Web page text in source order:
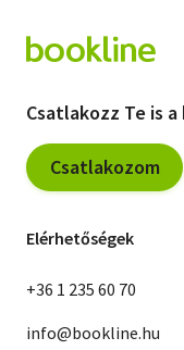
Csatlakozz Te is
Csatlakozom
Elérhetőségek
+36 1 235 60 70
info@bookline.hu